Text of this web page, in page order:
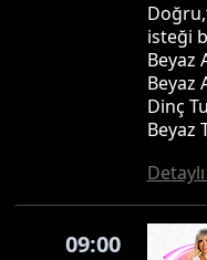
isteği
Beyaz
Beyaz
Dinç
Beyaz
09:00